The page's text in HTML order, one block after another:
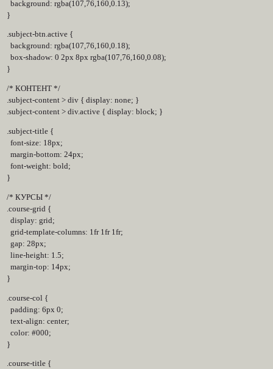
background: rgba(107,76,160,0.13);
}
.subject-btn.active {
background: rgba(107,76,160,0.18);
box-shadow: 0 2px 8px rgba(107,76,160,0.08);
}
/* КОНТЕНТ */
.subject-content > div { display: none; }
.subject-content > div.active { display: block; }
.subject-title {
font-size: 18px;
margin-bottom: 24px;
font-weight: bold;
}
/* КУРСЫ */
.course-grid {
display: grid;
grid-template-columns: 1fr 1fr 1fr;
gap: 28px;
line-height: 1.5;
margin-top: 14px;
}
.course-col {
padding: 6px 0;
text-align: center;
color: #000;
}
.course-title {